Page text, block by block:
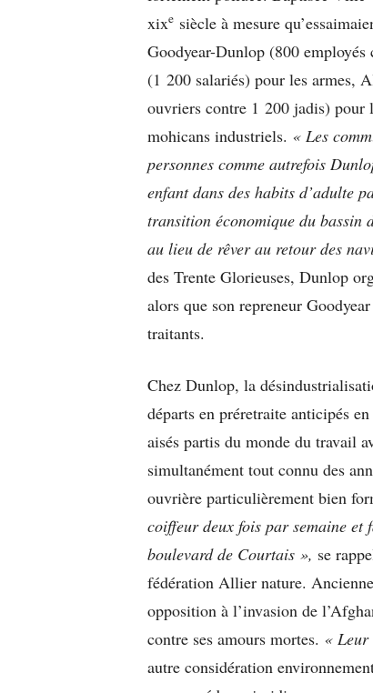
xixe siècle à mesure
Goodyear-Dunlop (800
(1 200 salariés) pour les armes,
ouvriers contre 1 200 jadis) pour
mohicans industriels. « Les
personnes comme autrefois
enfant dans des habits d’adulte
transition économique du bassin
au lieu de rêver au retour des
des Trente Glorieuses, Dunlop
alors que son repreneur
traitants.
Chez Dunlop, la
départs en préretraite anticipés
aisés partis du monde du travail
simultanément tout connu des
ouvrière particulièrement bien
coiffeur deux fois par semaine et
boulevard de Courtais », se
fédération Allier nature.
opposition à l’invasion de
contre ses amours mortes. « Leur
autre considération